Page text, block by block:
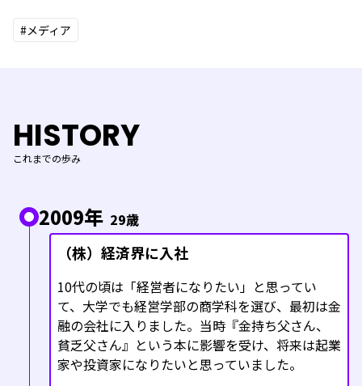
#メディア
HISTORY
これまでの歩み
2009年 29歳
（株）経済界に入社
10代の頃は「経営者になりたい」と思ってい
て、大学でも経営学部の商学科を選び、最初は金
融の会社に入りました。当時『金持ち父さん、
貧乏父さん』という本に影響を受け、将来は起業
家や投資家になりたいと思っていました。